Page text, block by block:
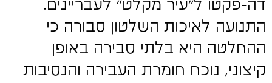
דה-פקטו ל"עיר מקלט" לעבריינים.
התנועה לאיכות השלטון סבורה כי
ההחלטה היא בלתי סבירה באופן
קיצוני, נוכח חומרת העבירה והנסיבות